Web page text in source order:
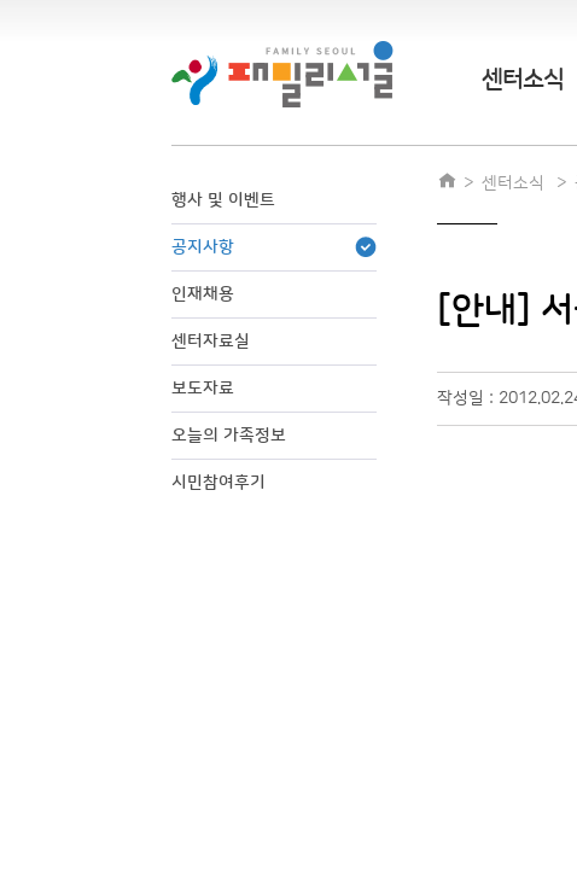
센터소식
행사 및 이벤트
공지사항
인재채용
센터자료실
보도자료
오늘의 가족정보
시민참여후기
센터소식
[안내]
작성일 :